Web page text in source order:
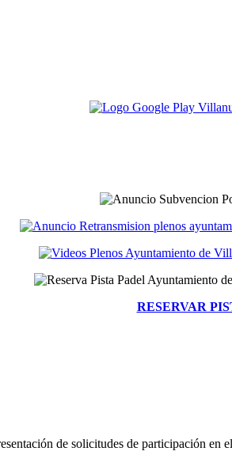
RESERVAR
de solicitudes de participación en